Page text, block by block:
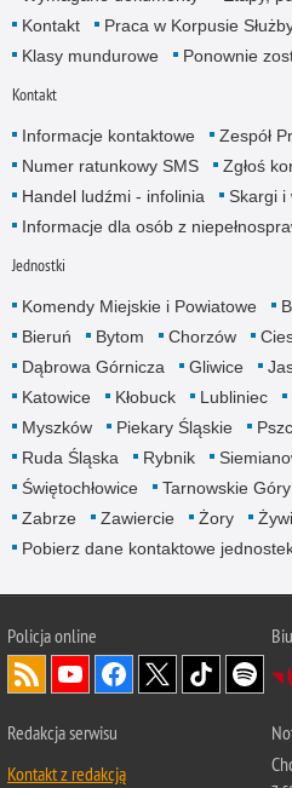
Kontakt
Praca w Korpusie
Klasy mundurowe
Ponownie
Kontakt
Informacje kontaktowe
Zespół
Numer ratunkowy SMS
Zgłoś
Handel ludźmi - infolinia
Skargi i
Informacje dla osób z
Jednostki
Komendy Miejskie i Powiatowe
Bieruń
Bytom Chorzów
Dąbrowa Górnicza
Gliwice
Katowice
Kłobuck Lubliniec
Myszków
Piekary Śląskie
Ruda Śląska
Rybnik
Świętochłowice
Tarnowskie Góry
Zabrze
Zawiercie Żory
Pobierz dane kontaktowe
Policja online
Redakcja serwisu
Kontakt z redakcją